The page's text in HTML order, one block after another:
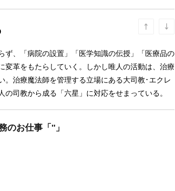
、「病院の設置」「医学知識の伝授」「医療品の
革をもたらしていく。しかし唯人の活動は、治療
治療魔法師を管理する立場にある大司教･エクレ
司教から成る「六星」に対応をせまっている。
のお仕事「''」